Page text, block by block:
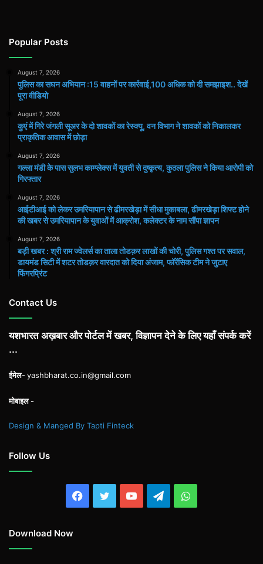
Popular Posts
August 7, 2026
पुलिस का सघन अभियान :15 वाहनों पर कार्रवाई,100 अधिक को दी समझाइश.. देखें
पूरा वीडियो
August 7, 2026
कुएं में गिरे जंगली सूअर के दो शावकों का रेस्क्यू, वन विभाग ने शावकों को निकालकर
प्राकृतिक आवास में छोड़ा
August 7, 2026
गल्ला मंडी के पास सुलभ काम्प्लेक्स में युवती से दुष्कृत्य, कुठला पुलिस ने किया आरोपी को
गिरफ्तार
August 7, 2026
आईटीआई को लेकर उमरियापान से ढीमरखेड़ा में सीधा मुकाबला, ढीमरखेड़ा शिफ्ट होने
की खबर से उमरियापान के युवाओं में आक्रोश, कलेक्टर के नाम सौंपा ज्ञापन
August 7, 2026
बड़ी खबर : श्री राम ज्वेलर्स का ताला तोडक़र लाखों की चोरी, पुलिस गश्त पर सवाल,
डायमंड सिटी में शटर तोडक़र वारदात को दिया अंजाम, फॉरेंसिक टीम ने जुटाए
फिंगरप्रिंट
Contact Us
यशभारत अख़बार और पोर्टल में खबर, विज्ञापन देने के लिए यहाँ संपर्क करें
...
ईमेल-yashbharat.co.in@gmail.com
मोबाइल -
Design & Manged By Tapti Finteck
Follow Us
Facebook
TwitterYouTubeTelegramWhatsApp
Download Now